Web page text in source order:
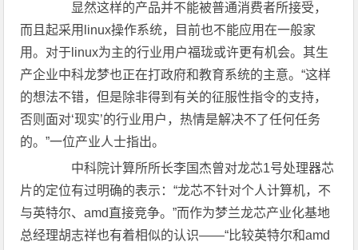
显然这样的产品并不能被普通消费者所接受，
而且起采用linux操作系统，目前也不能应用在一般家
用。对于linux为主的行业用户福珑或许更有机会。其生
产企业中科龙梦也正在打政府和教育系统的主意。“这样
的想法不错，但是除非得到有关的征服性指令的支持，
否则面对‘现实’的行业用户，热情是解决不了任何任务
的。”一位产业人士指出。
中科院计算所所长李国杰曾对龙芯1号处理器芯
片的定位有过明确的表示：“龙芯不针对个人计算机，不
与英特尔、amd直接竞争。”而作为梦兰龙芯产业化基地
总经理胡志祥也有着相似的认识——“比较英特尔和amd